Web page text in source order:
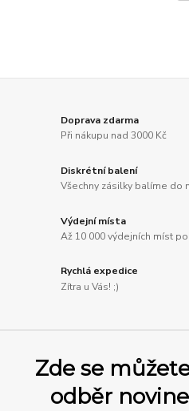
Doprava zdarma
Při nákupu nad 3000 Kč
Diskrétní balení
Všechny zásilky balíme do
Výdejní místa
Až 10 000 výdejních míst
Rychlá expedice
Zítra u Vás! ;)
Zde se
odběr